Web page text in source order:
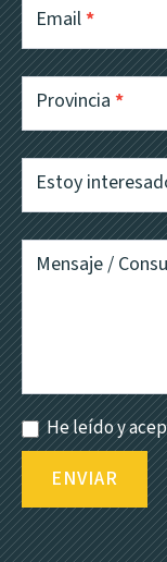
Email*
Provincia *
Estoy
Mensaje /
He leído y
ENVIAR